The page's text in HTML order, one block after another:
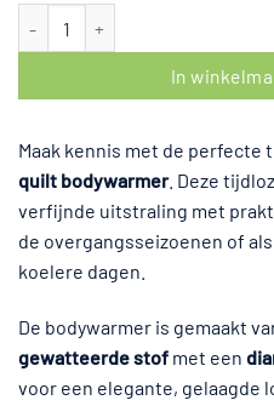
In
Maak kennis met de perfecte
quilt bodywarmer. Deze
verfijnde uitstraling met
de overgangsseizoenen of
koelere dagen.
De bodywarmer is gemaakt
gewatteerde stof met een
voor een elegante, gelaagde